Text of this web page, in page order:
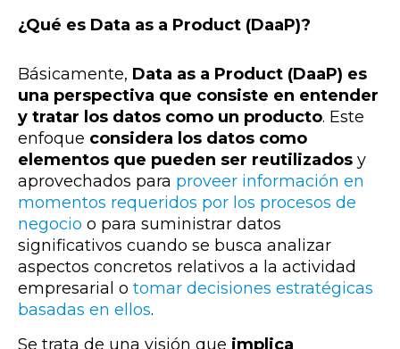
¿Qué es Data as a Product (DaaP)?
Básicamente, Data as a Product (DaaP) es
una perspectiva que consiste en entender
y tratar los datos como un producto. Este
enfoque considera los datos como
elementos que pueden ser reutilizados y
aprovechados para proveer información en
momentos requeridos por los procesos de
negocio o para suministrar datos
significativos cuando se busca analizar
aspectos concretos relativos a la actividad
empresarial o tomar decisiones estratégicas
basadas en ellos.
Se trata de una visión que implica